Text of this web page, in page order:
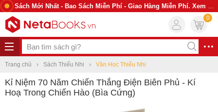
Sách Mới Nhất - Bao Sách Miễn Phí - Giao Hàng Miễn Phí. Xem Ngay
0
Trang chủ Sách Thiếu Nhi Văn Học Thiếu Nhi
Kỉ Niệm 70 Năm Chiến Thắng Điện Biên Phủ - Kí
Hoạ Trong Chiến Hào (Bìa Cứng)